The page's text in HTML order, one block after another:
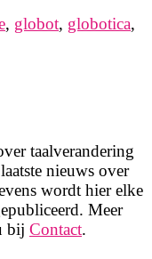
, globot, globotica,
taalverandering
nieuws over
wordt hier elke
Meer
bij Contact.